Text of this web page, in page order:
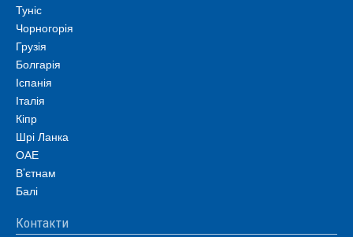
Туніс
Чорногорія
Грузія
Болгарія
Іспанія
Італія
Кіпр
Шрі Ланка
ОАЕ
В’єтнам
Балі
Контакти